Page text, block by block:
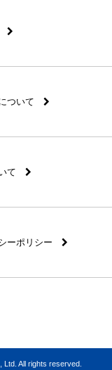
ついて
て
ーポリシー
All rights reserved.